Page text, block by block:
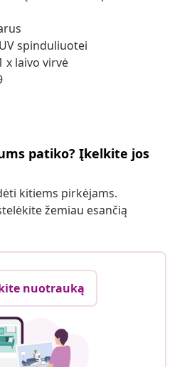
spinduliuotei
x laivo virvė
patiko? Įkelkite jos
kitiems pirkėjams.
žemiau esančią
nuotrauką